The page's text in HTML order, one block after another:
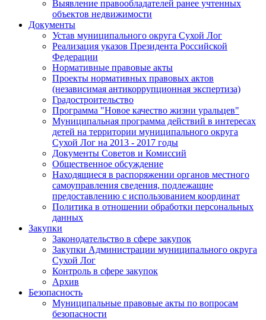
Выявление правообладателей ранее учтенных
объектов недвижимости
Документы
Устав муниципального округа Сухой Лог
Реализация указов Президента Российской
Федерации
Нормативные правовые акты
Проекты нормативных правовых актов
(независимая антикоррупционная экспертиза)
Градостроительство
Программа "Новое качество жизни уральцев"
Муниципальная программа действий в интересах
детей на территории муниципального округа
Сухой Лог на 2013 - 2017 годы
Документы Советов и Комиссий
Общественное обсуждение
Находящиеся в распоряжении органов местного
самоуправления сведения, подлежащие
предоставлению с использованием координат
Политика в отношении обработки персональных
данных
Закупки
Законодательство в сфере закупок
Закупки Администрации муниципального округа
Сухой Лог
Контроль в сфере закупок
Архив
Безопасность
Муниципальные правовые акты по вопросам
безопасности